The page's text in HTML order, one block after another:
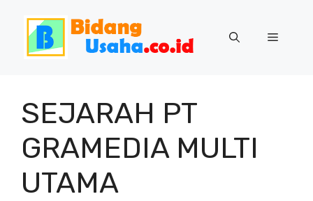
Menu
SEJARAH PT
GRAMEDIA MULTI
UTAMA